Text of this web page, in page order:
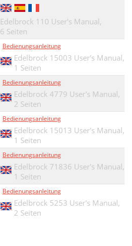
Edelbrock 110 User's Manual,
6 Seiten
Bedienungsanleitung
Edelbrock 15003 User's Manual,
1 Seiten
Bedienungsanleitung
Edelbrock 4779 User's Manual,
2 Seiten
Bedienungsanleitung
Edelbrock 15013 User's Manual,
1 Seiten
Bedienungsanleitung
Edelbrock 71836 User's Manual,
1 Seiten
Bedienungsanleitung
Edelbrock 5253 User's Manual,
2 Seiten